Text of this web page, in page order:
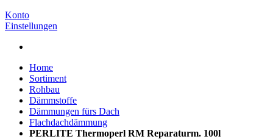
Konto
Einstellungen
Home
Sortiment
Rohbau
Dämmstoffe
Dämmungen fürs Dach
Flachdachdämmung
PERLITE Thermoperl RM Reparaturm. 100l